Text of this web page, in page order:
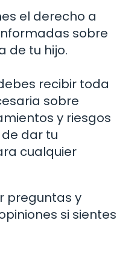
el derecho a
sobre
de tu hijo.
recibir toda
sobre
y riesgos
dar tu
cualquier
preguntas y
si sientes